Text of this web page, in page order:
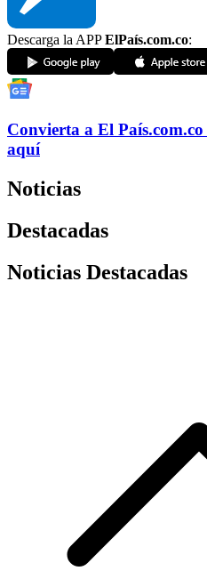
Descarga la APPElPaís.com.co:
Convierta a El País.com.co
aquí
Noticias
Destacadas
Noticias Destacadas